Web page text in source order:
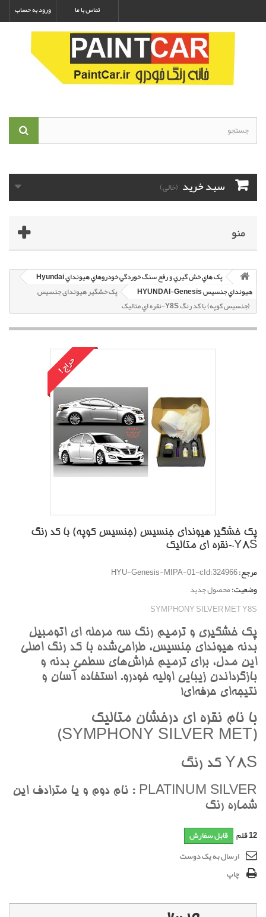
ورود به حساب تماس با ما
سبد خرید (خالی)
منو
پک هاي خش گيري و رفع سنگ خوردگي خودروهاي هيونداي Hyundai
هيونداي جنسيس HYUNDAI-Genesis
پک خشگير هیوندای جنسیس
(جنسیس کوپه) با کد رنگ Y8S-نقره اي متاليک
حراج!
پک خشگير هیوندای جنسیس (جنسیس کوپه) با کد رنگ
Y8S-نقره اي متاليک
مرجع:HYU-Genesis-MIPA-01-cId:324966
وضعیت:محصول جدید
SYMPHONY SILVER MET Y8S
پک خشگيري و ترميم رنگ سه مرحله اي اتومبيل
بدنه هيونداي جنسيس، طراحي‌شده با کد رنگ اصلي
اين مدل، براي ترميم خراش‌هاي سطحي بدنه و
بازگرداندن زيبايي اوليه خودرو. استفاده آسان و
نتيجه‌اي حرفه‌اي!
با نام نقره اي درخشان متاليک
(SYMPHONY SILVER MET)
Y8S کد رنگ
PLATINUM SILVER : نام دوم و يا مترادف اين
شماره رنگ
12قلم قابل سفارش
ارسال به یک دوست
چاپ